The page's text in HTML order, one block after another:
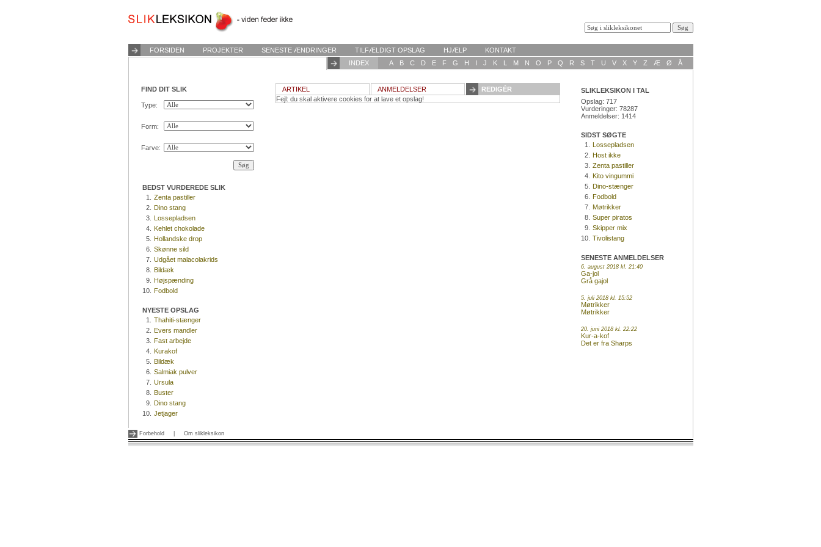
FORSIDEN PROJEKTER SENESTE ÆNDRINGER TILFÆLDIGT OPSLAG HJÆLP
KONTAKT
INDEX
A B C D E F G H I J K L M N O P Q R S T U V X Y Z Æ Ø Å
FIND DIT SLIK
Type:
Form:
Farve:
BEDST VURDEREDE SLIK
1.
Zenta pastiller
2. Dino stang
3. Lossepladsen
4. Kehlet chokolade
5. Hollandske drop
6. Skønne sild
7. Udgået malacolakrids
8. Bildæk
9. Højspænding
10. Fodbold
NYESTE OPSLAG
1.
Thahiti-stænger
2. Evers mandler
3. Fast arbejde
4. Kurakof
5. Bildæk
6. Salmiak pulver
7. Ursula
8. Buster
9. Dino stang
10. Jetjager
ARTIKEL ANMELDELSER
REDIGÉR
Fejl: du skal aktivere cookies for at lave et opslag!
SLIKLEKSIKON I TAL
Opslag: 717
Vurderinger: 78287
Anmeldelser: 1414
SIDST SØGTE
1.
Lossepladsen
2. Host ikke
3. Zenta pastiller
4. Kito vingummi
5. Dino-stænger
6. Fodbold
7. Møtrikker
8. Super piratos
9. Skipper mix
10. Tivolistang
SENESTE ANMELDELSER
6. august 2018 kl. 21:40
Ga-jol
Grå gajol
5. juli 2018 kl. 15:52
Møtrikker
Møtrikker
20. juni 2018 kl. 22:22
Kur-a-kof
Det er fra Sharps
Forbehold Om slikleksikon